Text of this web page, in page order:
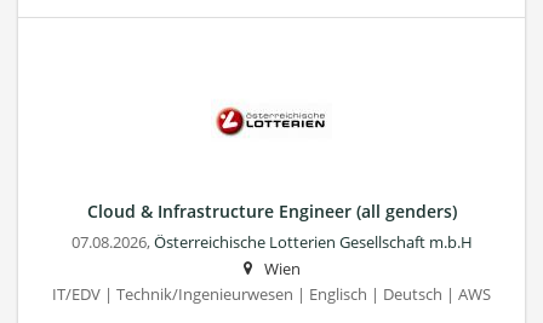
Cloud & Infrastructure Engineer (all genders)
07.08.2026,Österreichische Lotterien Gesellschaft m.b.H
Wien
IT/EDV | Technik/Ingenieurwesen | Englisch | Deutsch | AWS